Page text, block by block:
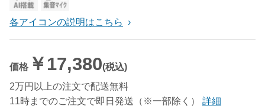
各アイコンの説明はこちら
価格 ￥17,380(税込)
2万円以上の注文で配送無料
11時までのご注文で即日発送（※一部除く）
詳細